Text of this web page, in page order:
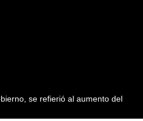
se refierió al aumento del